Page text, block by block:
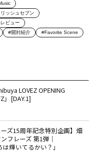
ッシュセブン
ビュー
#開封紹介
#Favorite Scene
LOVEZ OPENING
」[DAY.1]
ーズ15周年記念特別企画】畑
フレーズ 第1弾｜
輝いてるかい？」